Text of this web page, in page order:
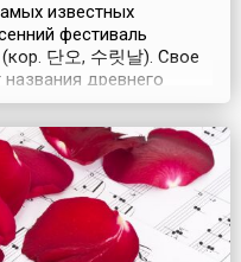
известных
фестиваль
단오, 수릿날). Свое
древнего
на берегу
стал одним из
туристических
известен своими